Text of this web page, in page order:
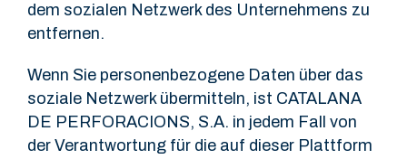
dem sozialen Netzwerk des Unternehmens zu
entfernen.
Wenn Sie personenbezogene Daten über das
soziale Netzwerk übermitteln, ist CATALANA
DE PERFORACIONS, S.A. in jedem Fall von
der Verantwortung für die auf dieser Plattform